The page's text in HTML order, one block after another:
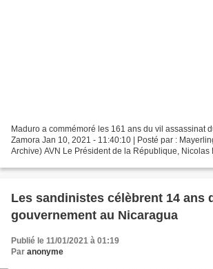
Maduro a commémoré les 161 ans du vil assassinat
Zamora Jan 10, 2021 - 11:40:10 | Posté par :
Archive) AVN Le Président de la République, Nicolas
Les sandinistes célèbrent 14 ans
gouvernement au Nicaragua
Publié le 11/01/2021 à 01:19
Par anonyme